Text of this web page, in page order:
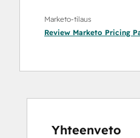
Marketo-tilaus
Review Marketo Pricing
Yhteenveto